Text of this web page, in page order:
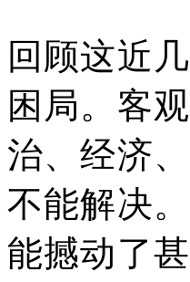
回顾这近
困局。客
治、经济
不能解决
能撼动了